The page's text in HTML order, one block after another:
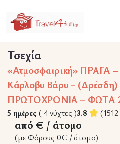
Τσεχία
«Ατμοσφαιρική» ΠΡΑΓΑ
Κάρλοβυ Βάρυ –
ΠΡΩΤΟΧΡΟΝΙΑ – ΦΩΤΑ
5 ημέρες ( 4 νύχτες )3.8
από € / άτομο
(με Φόρους 0€ / άτομο)